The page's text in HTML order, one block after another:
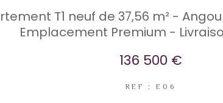
T1 neuf de 37,56 m² -
Emplacement Premium -
136 500 €
REF : E06